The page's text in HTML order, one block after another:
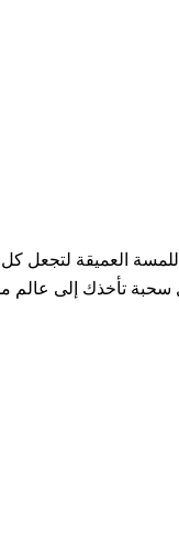
العميقة لتجعل كل